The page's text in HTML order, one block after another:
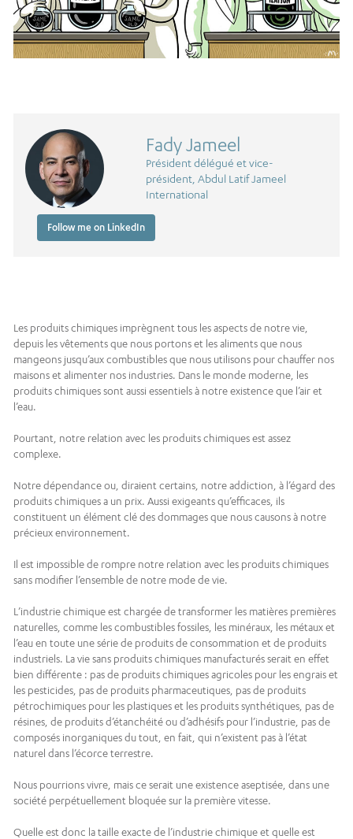
Fady Jameel
Président délégué et vice-
président, Abdul Latif Jameel
International
Follow me on LinkedIn
Les produits chimiques imprègnent tous les aspects de notre vie,
depuis les vêtements que nous portons et les aliments que nous
mangeons jusqu’aux combustibles que nous utilisons pour chauffer nos
maisons et alimenter nos industries. Dans le monde moderne, les
produits chimiques sont aussi essentiels à notre existence que l’air et
l’eau.
Pourtant, notre relation avec les produits chimiques est assez
complexe.
Notre dépendance ou, diraient certains, notre addiction, à l’égard des
produits chimiques a un prix. Aussi exigeants qu’efficaces, ils
constituent un élément clé des dommages que nous causons à notre
précieux environnement.
Il est impossible de rompre notre relation avec les produits chimiques
sans modifier l’ensemble de notre mode de vie.
L’industrie chimique est chargée de transformer les matières premières
naturelles, comme les combustibles fossiles, les minéraux, les métaux et
l’eau en toute une série de produits de consommation et de produits
industriels. La vie sans produits chimiques manufacturés serait en effet
bien différente : pas de produits chimiques agricoles pour les engrais et
les pesticides, pas de produits pharmaceutiques, pas de produits
pétrochimiques pour les plastiques et les produits synthétiques, pas de
résines, de produits d’étanchéité ou d’adhésifs pour l’industrie, pas de
composés inorganiques du tout, en fait, qui n’existent pas à l’état
naturel dans l’écorce terrestre.
Nous pourrions vivre, mais ce serait une existence aseptisée, dans une
société perpétuellement bloquée sur la première vitesse.
Quelle est donc la taille exacte de l’industrie chimique et quelle est